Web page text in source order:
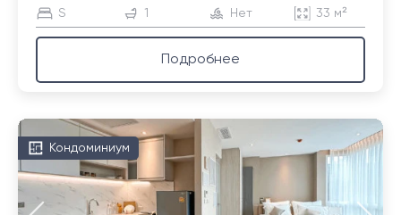
S 1 Нет 33 м²
Подробнее
Кондоминиум